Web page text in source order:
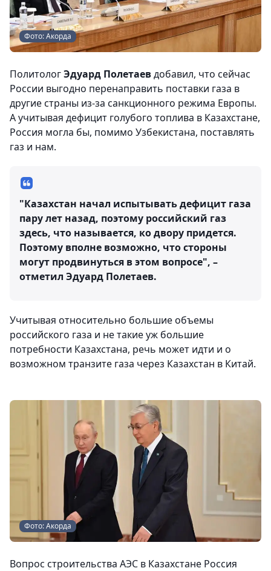
Фото: Акорда
ПолитологЭдуард Полетаевдобавил, что сейчас
России выгодно перенаправить поставки газа в
другие страны из-за санкционного режима Европы.
А учитывая дефицит голубого топлива в Казахстане,
Россия могла бы, помимо Узбекистана, поставлять
газ и нам.
"Казахстан начал испытывать дефицит газа
пару лет назад, поэтому российский газ
здесь, что называется, ко двору придется.
Поэтому вполне возможно, что стороны
могут продвинуться в этом вопросе", –
отметил Эдуард Полетаев.
Учитывая относительно большие объемы
российского газа и не такие уж большие
потребности Казахстана, речь может идти и о
возможном транзите газа через Казахстан в Китай.
Фото: Акорда
Вопрос строительства АЭС в Казахстане Россия